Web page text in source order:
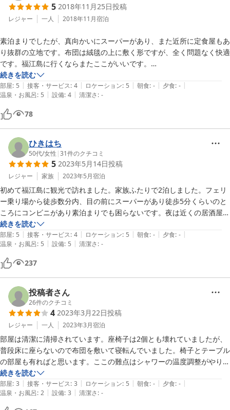
5 2018年11月25日投稿
レジャー 一人 2018年11月宿泊
素泊まりでしたが、真向かいにスーパーがあり、また近所に定食屋もあ
り抜群の立地です。布団は絨毯の上に敷く形ですが、全く問題なく快適
です。福江島に行くならまたここがいいです。
強いて言うなら、シャンプーは2回分欲しいです（私固有の問題です
が）。
続きを読む
部屋: 5 | 接客・サービス: 4 | ロケーション: 5 | 朝食: - | 夕食: - |
温泉・お風呂: 5 | 設備: 4 | 清潔さ: -
78
ひきはち
50代/女性 |31件のクチコミ
5 2023年5月14日投稿
レジャー 家族 2023年5月宿泊
初めて福江島に観光で訪れました。家族ふたりで2泊しました。フェリ
ー乗り場から徒歩数分内、目の前にスーパーがあり徒歩5分くらいのと
ころにコンビニがあり素泊まりでも困らないです。夜は近くの居酒屋
（盛さん、風林火山さん）に行きました。どちらも美味しかったです。
また、観光レンタカーを2日借りていたので良かったです。室内もきれ
いですし、冷蔵庫、電子レンジ、ポットなど必要なものも揃っており滞
在期間中は快適に過ごせました。お世話になりました。
続きを読む
部屋: 5 | 接客・サービス: 4 | ロケーション: 5 | 朝食: - | 夕食: - |
温泉・お風呂: 5 | 設備: 5 | 清潔さ: -
237
投稿者さん
26件のクチコミ
4 2023年3月22日投稿
レジャー 一人 2023年3月宿泊
部屋は清潔に清掃されています。座椅子は2個とも壊れていましたが、
普段床に座らないので布団を敷いて寝転んでいました。椅子とテーブル
の部屋も有ればと思います。ここの難点はシャワーの温度調整がやり難
い点、シャワーヘッドが安定しない点です。
立地がいいので朝に島を出る方は歩いてフェリー乗り場に行けるのでお
すすめします。
続きを読む
部屋: 3 | 接客・サービス: 3 | ロケーション: 5 | 朝食: - | 夕食: - |
温泉・お風呂: 2 | 設備: 3 | 清潔さ: -